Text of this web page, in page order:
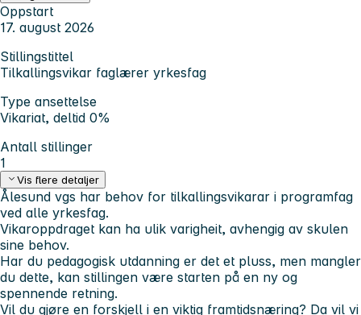
Oppstart
17. august 2026
Stillingstittel
Tilkallingsvikar faglærer yrkesfag
Type ansettelse
Vikariat, deltid 0%
Antall stillinger
1
Vis flere detaljer
Ålesund vgs har behov for tilkallingsvikarar i programfag
ved alle yrkesfag.
Vikaroppdraget kan ha ulik varigheit, avhengig av skulen
sine behov.
Har du pedagogisk utdanning er det et pluss, men mangler
du dette, kan stillingen være starten på en ny og
spennende retning.
Vil du gjøre en forskjell i en viktig framtidsnæring? Da vil vi